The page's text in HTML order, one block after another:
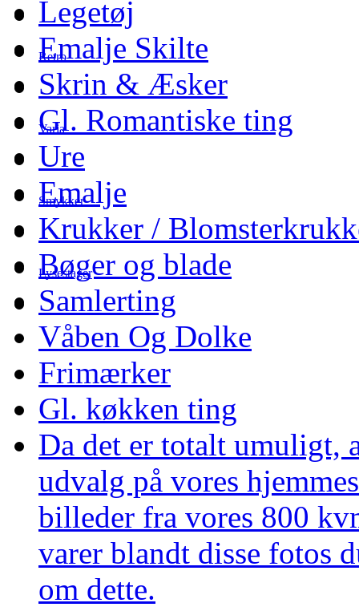
Retro
Varia
Smykker
Lysestager
Legetøj
Emalje Skilte
Skrin & Æsker
Gl. Romantiske ting
Ure
Emalje
Krukker /
Bøger og blade
Samlerting
Våben Og Dolke
Frimærker
Gl. køkken ting
Da det er totalt umuligt,
udvalg på vores
billeder fra vores 800
varer blandt disse fotos
om dette.